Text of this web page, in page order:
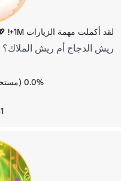
لقد أكملت مهمة الزيارات 1M+! 💖
ريش الدجاج أم ريش الملاك؟
0.0% (مستحيل)